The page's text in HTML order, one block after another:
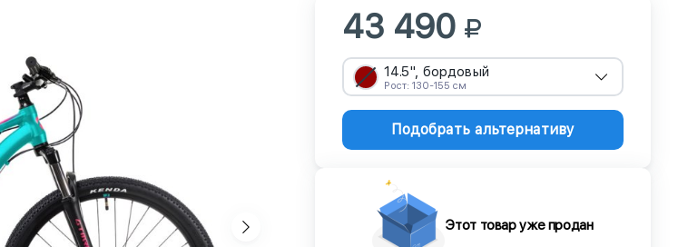
43 490
14.5", бордовый
Рост: 130-155 см
Подобрать альтернативу
Этот товар уже продан